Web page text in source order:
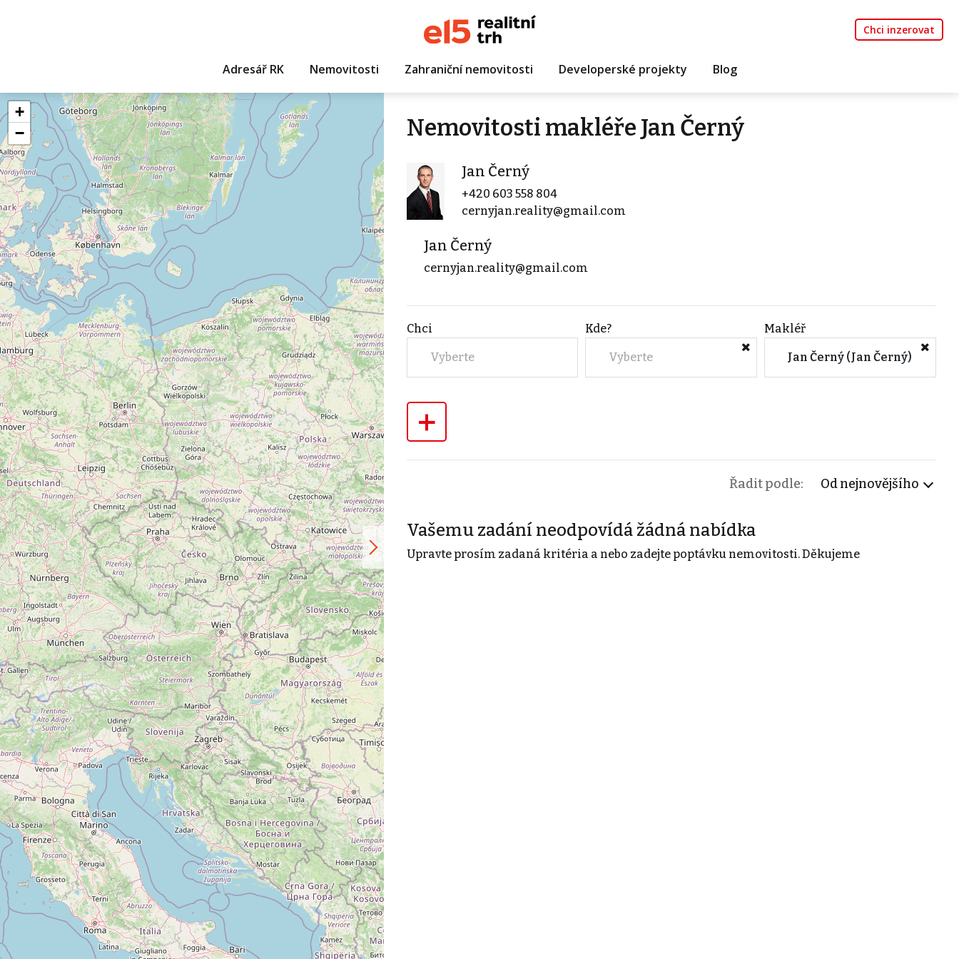
Chci inzerovat
Adresář RK Nemovitosti Zahraniční nemovitosti Developerské projekty Blog
+
−
Nemovitosti makléře Jan Černý
Jan Černý
+420 603 558 804
cernyjan.reality@gmail.com
Jan Černý
cernyjan.reality@gmail.com
Chci
Vyberte
Kde?
Vyberte
Makléř
Jan Černý (Jan Černý)
+
Řadit podle: Od nejnovějšího
Vašemu zadání neodpovídá žádná nabídka
Upravte prosím zadaná kritéria a nebo zadejte poptávku nemovitosti. Děkujeme